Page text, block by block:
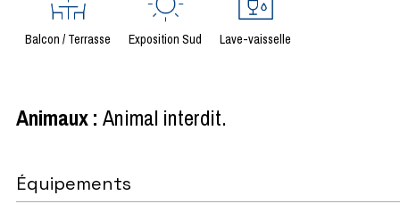
Balcon / Terrasse Exposition Sud Lave-vaisselle
Animaux: Animal interdit
Équipements